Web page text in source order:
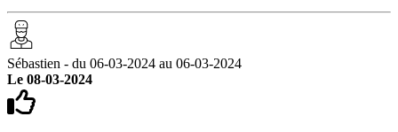
Sébastien - du 06-03-2024 au 06-03-2024
Le 08-03-2024